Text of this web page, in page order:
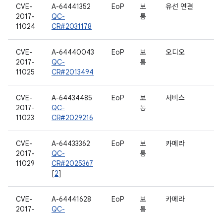
CVE-
2017-
11024
A-64441352
QC-
CR#2031178
EoP
보
통
유선 연결
CVE-
2017-
11025
A-64440043
QC-
CR#2013494
EoP
보
통
오디오
CVE-
2017-
11023
A-64434485
QC-
CR#2029216
EoP
보
통
서비스
CVE-
2017-
11029
A-64433362
QC-
CR#2025367
[2]
EoP
보
통
카메라
CVE-
2017-
A-64441628
QC-
EoP
보
통
카메라